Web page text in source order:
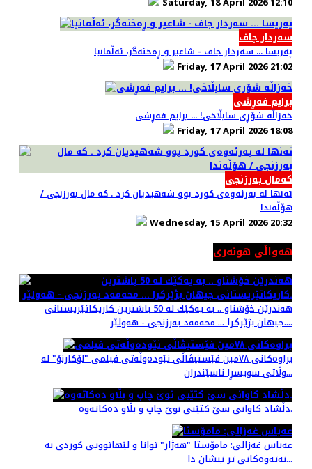
سەردار جاف
پەریسا ... سەردار جاف - شاعير و ڕەخنەگر، ئەڵمانيا
Friday, 17 April 2026 21:02
برایم فەڕشی
خەزاڵە شۆڕی سابڵاخی! ... برایم فەڕشی
Friday, 17 April 2026 18:08
کەمال بەرزنجی
تەنها له بەرئەوەى كورد بوو شەهيديان كرد . كه مال بەرزنجى /
هۆڵەندا
Wednesday, 15 April 2026 20:32
هەواڵی هونەری
هه‌ندرێن خۆشناو .. به‌ یه‌كێك له‌ 50 باشترین كاریكاتێریستانی
جیهان بژێركرا ... محه‌مه‌د به‌رزنجی - هه‌ولێر....
براوه‌کانی ٧٨مین فێستیڤاڵی نێوده‌وڵه‌تی فیلمی "لۆکارنۆ" له
وڵاتی سویسڕا ناسێندران...
دڵشاد کاوانى سێ کتێبى نوێ چاپ و بڵاو دەکاتەوە.
عەباس غەزالی: مامۆستا "هەژار" توانا و لێهاتوویی کوردی به
نەتەوەکانی تر نیشان دا...